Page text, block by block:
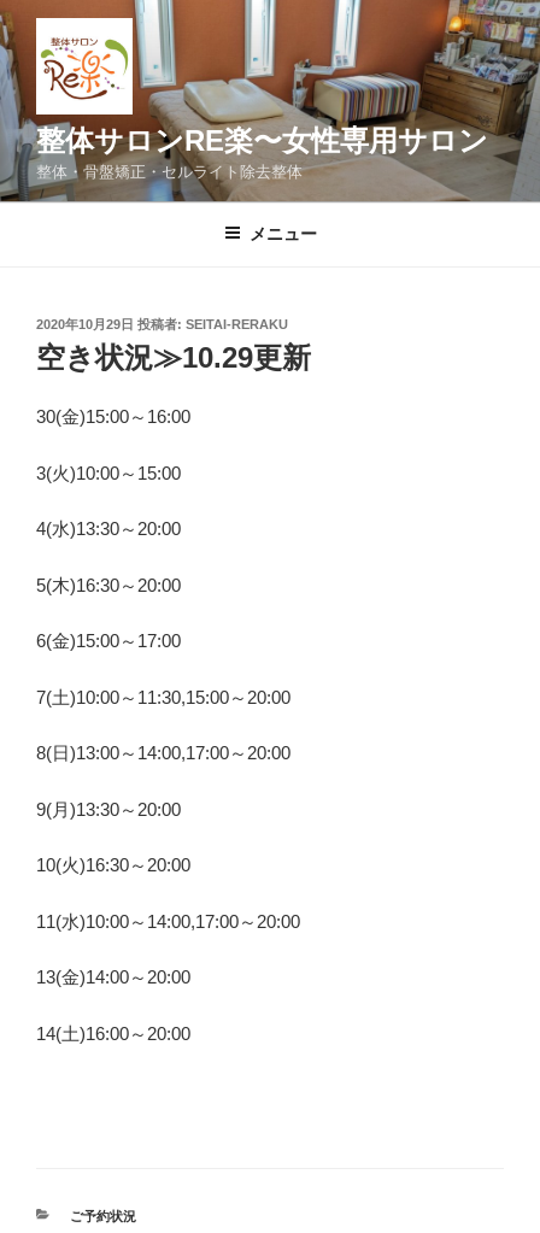
コ
ン
テ
ン
へ
ス
整体サロンRE楽〜女性専用サロン
整体・骨盤矯正・セルライト除去整体
メニュー
投
稿
日:
2020年10月29日 投稿者: SEITAI-RERAKU
空き状況≫10.29更新
30(金)15:00～16:00
3(火)10:00～15:00
4(水)13:30～20:00
5(木)16:30～20:00
6(金)15:00～17:00
7(土)10:00～11:30,15:00～20:00
8(日)13:00～14:00,17:00～20:00
9(月)13:30～20:00
10(火)16:30～20:00
11(水)10:00～14:00,17:00～20:00
13(金)14:00～20:00
14(土)16:00～20:00
カ
ご予約状況